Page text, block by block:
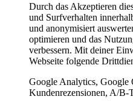
Durch das Akzeptieren
und Surfverhalten
und anonymisiert
optimieren und das
verbessern. Mit deiner
Webseite folgende
Google Analytics, Google
Kundenrezensionen, A/B-